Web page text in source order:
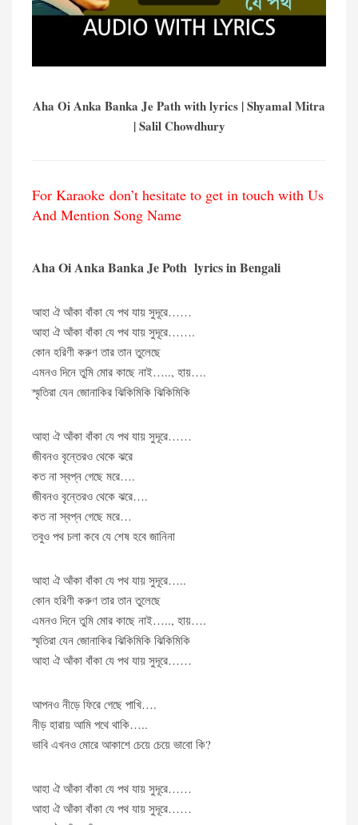
Aha Oi Anka Banka Je Path with lyrics | Shyamal Mitra
| Salil Chowdhury
For Karaoke don’t hesitate to get in touch with Us
And Mention Song Name
Aha Oi Anka Banka Je Poth lyrics in Bengali
আহা ঐ আঁকা বাঁকা যে পথ যায় সুদূরে……
আহা ঐ আঁকা বাঁকা যে পথ যায় সুদূরে…….
কোন হরিণী করুণ তার তান তুলেছে
এমনও দিনে তুমি মোর কাছে নাই….., হায়….
স্মৃতিরা যেন জোনাকির ঝিকিমিকি ঝিকিমিকি
আহা ঐ আঁকা বাঁকা যে পথ যায় সুদূরে……
জীবনও বৃন্তেরও থেকে ঝরে
কত না স্বপ্ন গেছে মরে….
জীবনও বৃন্তেরও থেকে ঝরে….
কত না স্বপ্ন গেছে মরে…
তবুও পথ চলা কবে যে শেষ হবে জানিনা
আহা ঐ আঁকা বাঁকা যে পথ যায় সুদূরে…..
কোন হরিণী করুণ তার তান তুলেছে
এমনও দিনে তুমি মোর কাছে নাই….., হায়….
স্মৃতিরা যেন জোনাকির ঝিকিমিকি ঝিকিমিকি
আহা ঐ আঁকা বাঁকা যে পথ যায় সুদূরে……
আপনও নীড়ে ফিরে গেছে পাখি….
নীড় হারায় আমি পথে থাকি…..
ভাবি এখনও মোরে আকাশে চেয়ে চেয়ে ভাবো কি?
আহা ঐ আঁকা বাঁকা যে পথ যায় সুদূরে……
আহা ঐ আঁকা বাঁকা যে পথ যায় সুদূরে……